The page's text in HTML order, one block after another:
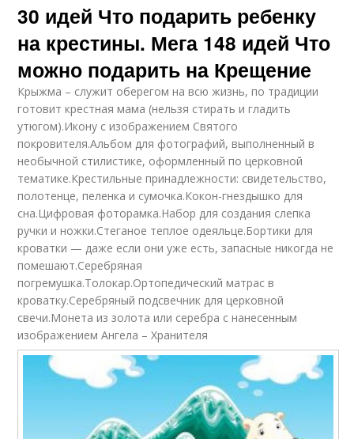
30 идей Что подарить ребенку
на крестины. Мега 148 идей Что
можно подарить на Крещение
Крыжма – служит оберегом на всю жизнь, по традиции
готовит крестная мама (нельзя стирать и гладить
утюгом).Икону с изображением Святого
покровителя.Альбом для фотографий, выполненный в
необычной стилистике, оформленный по церковной
тематике.Крестильные принадлежности: свидетельство,
полотенце, пеленка и сумочка.Кокон-гнездышко для
сна.Цифровая фоторамка.Набор для создания слепка
ручки и ножки.Стеганое теплое одеяльце.Бортики для
кроватки — даже если они уже есть, запасные никогда не
помешают.Серебряная
погремушка.Толокар.Ортопедический матрас в
кроватку.Серебряный подсвечник для церковной
свечи.Монета из золота или серебра с нанесенным
изображением Ангела – Хранителя